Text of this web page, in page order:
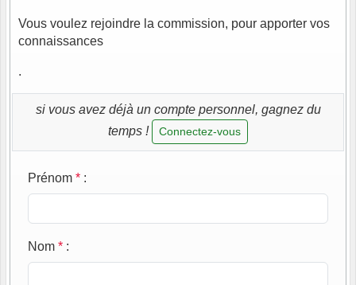
Vous voulez rejoindre la commission, pour apporter vos
connaissances
.
si vous avez déjà un compte personnel, gagnez du
temps !
Connectez-vous
Prénom * :
Nom * :